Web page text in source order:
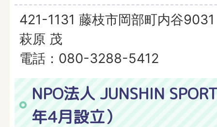
421-1131 藤枝市岡部町内谷9031
萩原 茂
電話：080-3288-5412
NPO法人 JUNSHIN
年4月設立）